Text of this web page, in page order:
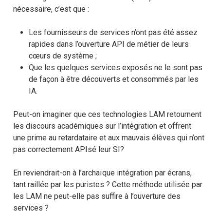
nécessaire, c’est que :
Les fournisseurs de services n’ont pas été assez
rapides dans l’ouverture API de métier de leurs
cœurs de système ;
Que les quelques services exposés ne le sont pas
de façon à être découverts et consommés par les
IA.
Peut-on imaginer que ces technologies LAM retournent
les discours académiques sur l’intégration et offrent
une prime au retardataire et aux mauvais élèves qui n’ont
pas correctement APIsé leur SI?
En reviendrait-on à l’archaïque intégration par écrans,
tant raillée par les puristes ? Cette méthode utilisée par
les LAM ne peut-elle pas suffire à l’ouverture des
services ?